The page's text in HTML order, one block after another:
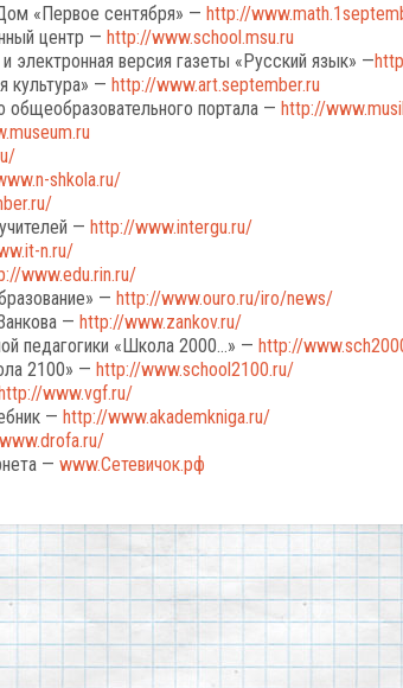
«Первое сентября» — http://
центр — http://www.school.msu.ru
электронная версия газеты «Русский язык» —
культура» — http://www.art.september.ru
общеобразовательного портала — http://
shkola.ru/
— http://www.intergu.ru/
n.ru/
www.edu.rin.ru/
— http://www.ouro.ru/iro/news/
— http://www.zankov.ru/
педагогики «Школа 2000…» — http://
2100» — http://www.school2100.ru/
www.vgf.ru/
— http://www.akademkniga.ru/
— www.Сетевичок.рф